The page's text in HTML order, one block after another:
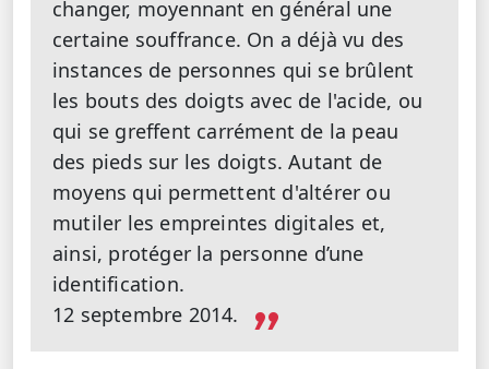
changer, moyennant en général une
certaine souffrance. On a déjà vu des
instances de personnes qui se brûlent
les bouts des doigts avec de l'acide, ou
qui se greffent carrément de la peau
des pieds sur les doigts. Autant de
moyens qui permettent d'altérer ou
mutiler les empreintes digitales et,
ainsi, protéger la personne d’une
identification.
12 septembre 2014.